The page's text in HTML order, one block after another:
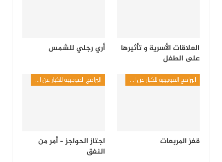
العلاقات الأسرية و تأثيرها
على الطفل
أري رجلي للشمس
البرامج الموجهة للكبار عن الطفل
قفز المربعات
البرامج الموجهة للكبار عن الطفل
اجتاز الحواجز – أمر من
النفق